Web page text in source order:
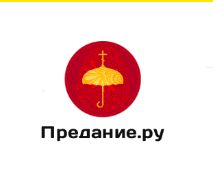
Предание.ру